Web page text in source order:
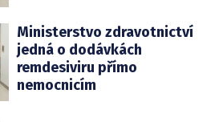
Ministerstvo zdravotnictví
jedná o dodávkách
remdesiviru přímo
nemocnicím